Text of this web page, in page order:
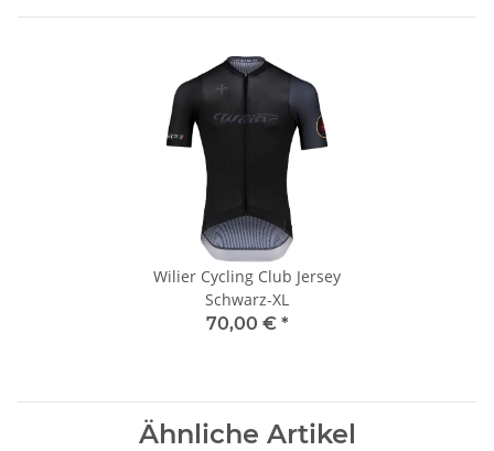
Wilier Cycling Club Jersey
Schwarz-XL
70,00 € *
Ähnliche Artikel